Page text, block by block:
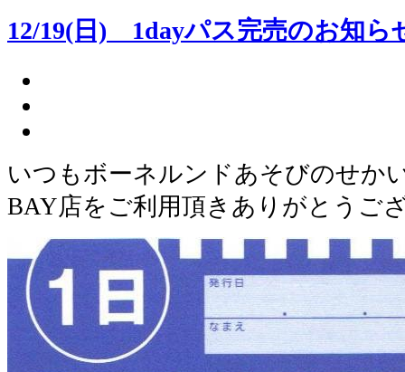
12/19(日) 1dayパス完売のお知ら
いつもボーネルンドあそびのせか
BAY店をご利用頂きありがとうご